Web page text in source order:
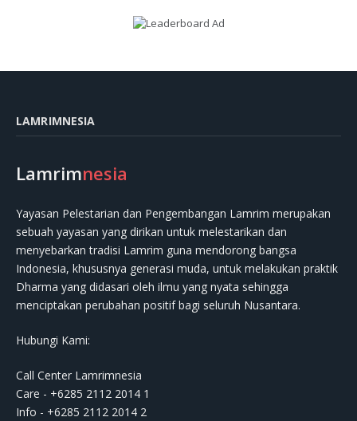
LAMRIMNESIA
Lamrimnesia
Yayasan Pelestarian dan Pengembangan Lamrim merupakan
sebuah yayasan yang dirikan untuk melestarikan dan
menyebarkan tradisi Lamrim guna mendorong bangsa
Indonesia, khususnya generasi muda, untuk melakukan praktik
Dharma yang didasari oleh ilmu yang nyata sehingga
menciptakan perubahan positif bagi seluruh Nusantara.
Hubungi Kami:
Call Center Lamrimnesia
Care - +6285 2112 2014 1
Info - +6285 2112 2014 2